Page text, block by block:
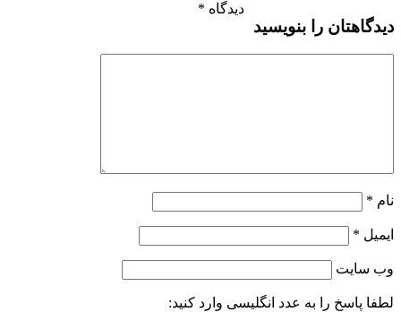
دیدگاهتان را بنویسید
دیدگاه *
نام *
ایمیل *
وب‌ سایت
لطفا پاسخ را به عدد انگلیسی وارد کنید: